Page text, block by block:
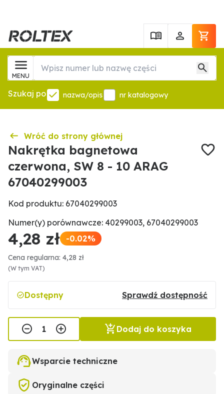
MENU
Szukaj po nazwa/opis nr katalogowy
Wróć do strony głównej
Nakrętka bagnetowa
czerwona, SW 8 - 10 ARAG
67040299003
Kod produktu: 67040299003
Numer(y) porównawcze: 40299003, 67040299003
4,28 zł -0.02%
Cena regularna: 4,28 zł
(W tym VAT)
Dostępny Sprawdź dostępność
Dodaj do koszyka
Wsparcie techniczne
Oryginalne części